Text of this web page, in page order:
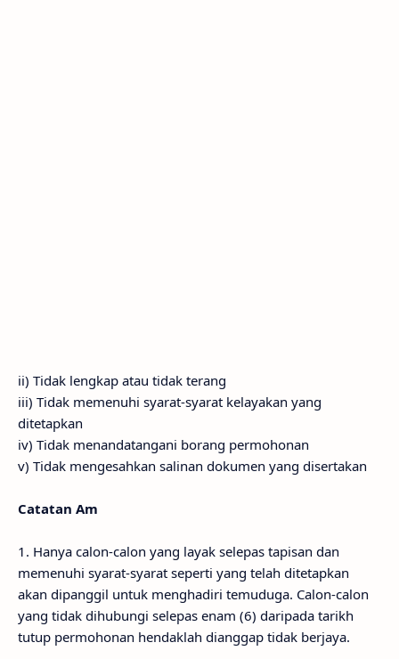
ii) Tidak lengkap atau tidak terang
iii) Tidak memenuhi syarat-syarat kelayakan yang
ditetapkan
iv) Tidak menandatangani borang permohonan
v) Tidak mengesahkan salinan dokumen yang disertakan
Catatan Am
1. Hanya calon-calon yang layak selepas tapisan dan
memenuhi syarat-syarat seperti yang telah ditetapkan
akan dipanggil untuk menghadiri temuduga. Calon-calon
yang tidak dihubungi selepas enam (6) daripada tarikh
tutup permohonan hendaklah dianggap tidak berjaya.